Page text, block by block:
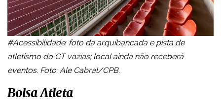
#Acessibilidade: foto da arquibancada e pista de
atletismo do CT vazias; local ainda não receberá
eventos. Foto: Ale Cabral/CPB.
Bolsa Atleta